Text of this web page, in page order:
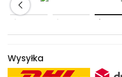
Wysyłka